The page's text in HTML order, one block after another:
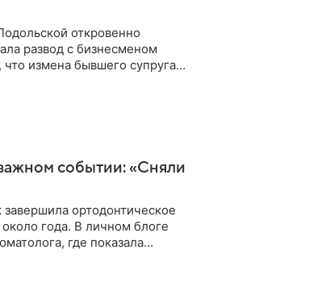
откровенно
развод с бизнесменом
измена бывшего супруга
событии: «Сняли
ортодонтическое
года. В личном блоге
где показала